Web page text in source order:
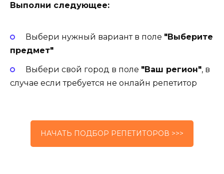
Выполни следующее:
Выбери нужный вариант в поле "Выберите
предмет"
Выбери свой город в поле "Ваш регион", в
случае если требуется не онлайн репетитор
НАЧАТЬ ПОДБОР РЕПЕТИТОРОВ >>>